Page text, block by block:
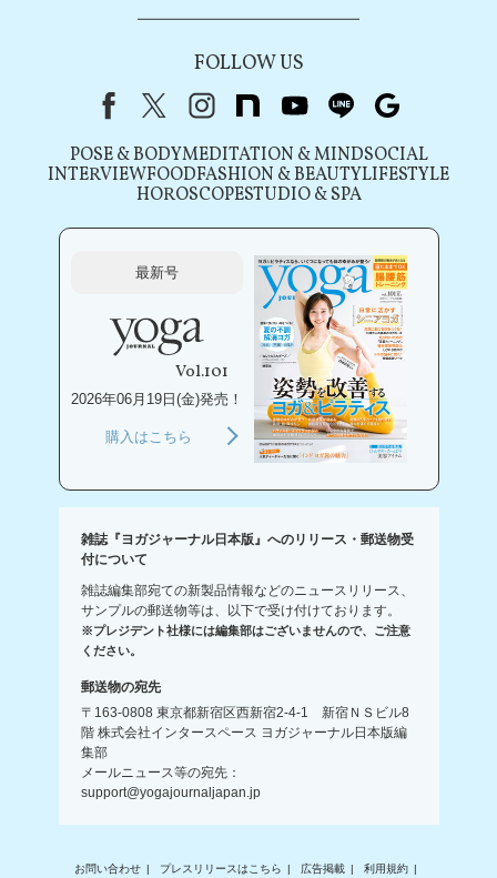
FOLLOW US
FacebookX（旧Twitter）
instagram
note youtubeline
POSE & BODYMEDITATION & MINDSOCIAL
INTERVIEWFOODFASHION & BEAUTYLIFESTYLE
HOROSCOPESTUDIO & SPA
最新号
Vol.101
2026年06月19日(金)発売！
購入はこちら
雑誌『ヨガジャーナル日本版』へのリリース・郵送物受
付について
雑誌編集部宛ての新製品情報などのニュースリリース、
サンプルの郵送物等は、以下で受け付けております。
※プレジデント社様には編集部はございませんので、ご注意
ください。
郵送物の宛先
〒163-0808 東京都新宿区西新宿2-4-1 新宿ＮＳビル8
階 株式会社インタースペース ヨガジャーナル日本版編
集部
メールニュース等の宛先：
support@yogajournaljapan.jp
お問い合わせ プレスリリースはこちら 広告掲載 利用規約